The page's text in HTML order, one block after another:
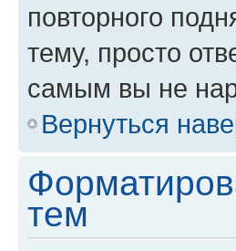
повторного
тему, просто
самым вы не
Вернуться
тем